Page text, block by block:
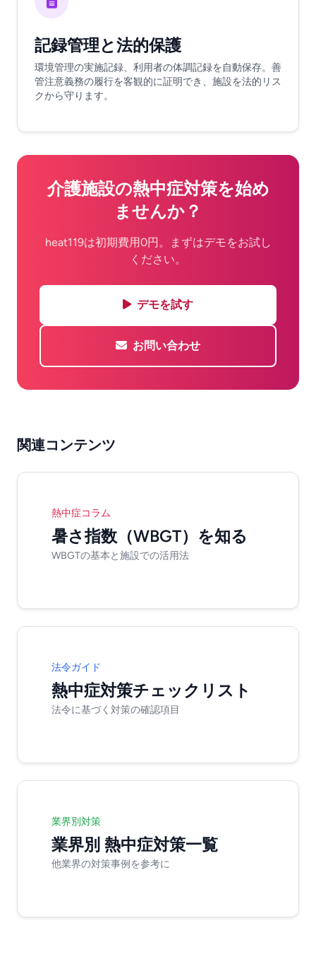
記録管理と法的保護
環境管理の実施記録、利用者の体調記録を自動保存。善
管注意義務の履行を客観的に証明でき、施設を法的リス
クから守ります。
介護施設の熱中症対策を始め
ませんか？
heat119は初期費用0円。まずはデモをお試し
ください。
デモを試す
お問い合わせ
関連コンテンツ
熱中症コラム
暑さ指数（WBGT）を知る
WBGTの基本と施設での活用法
法令ガイド
熱中症対策チェックリスト
法令に基づく対策の確認項目
業界別対策
業界別 熱中症対策一覧
他業界の対策事例を参考に